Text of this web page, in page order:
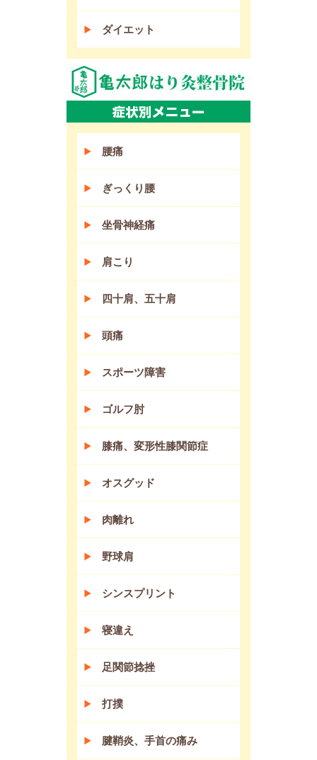
ダイエット
腰痛
ぎっくり腰
坐骨神経痛
肩こり
四十肩、五十肩
頭痛
スポーツ障害
ゴルフ肘
膝痛、変形性膝関節症
オスグッド
肉離れ
野球肩
シンスプリント
寝違え
足関節捻挫
打撲
腱鞘炎、手首の痛み